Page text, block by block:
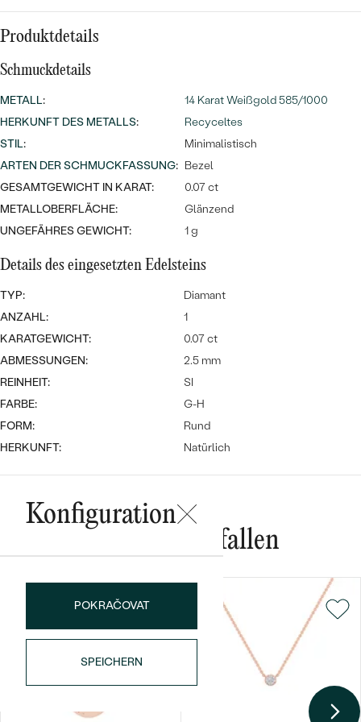
Wave Kollektion
ANSEHEN
NACH DER FARBE
DIAMANTEN
Bestseller
Ohrrinnge
ANSEHEN
Personalisierte
Halsketten
ANSEHEN
Meistverkaufte
Ringe
ANSEHEN
Produktdetails
Schmuckdetails
METALL:
14 Karat Weißgold 585/1000
HERKUNFT DES METALLS:
Recyceltes
STIL:
Minimalistisch
ARTEN DER SCHMUCKFASSUNG: Bezel
GESAMTGEWICHT IN KARAT:
0.07 ct
METALLOBERFLÄCHE:
Glänzend
UNGEFÄHRES GEWICHT:
1 g
Details des eingesetzten Edelsteins
TYP:
Diamant
ANZAHL:
1
KARATGEWICHT:
0.07 ct
ABMESSUNGEN:
2.5 mm
REINHEIT:
SI
FARBE:
G-H
FORM:
Rund
HERKUNFT:
Natürlich
Konfiguration
POKRAČOVAT
SPEICHERN
Das könnte Ihnen gefallen